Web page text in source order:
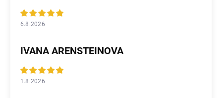
6.8.2026
IVANA ARENSTEINOVA
1.8.2026